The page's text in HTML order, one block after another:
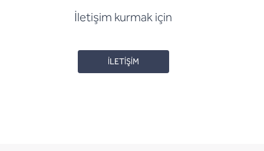
İletişim kurmak için
İLETİŞİM